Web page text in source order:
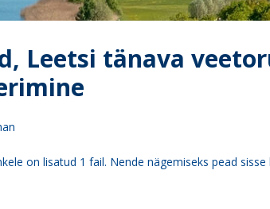
Leetsi tänava
on lisatud 1 fail. Nende nägemiseks pead sisse